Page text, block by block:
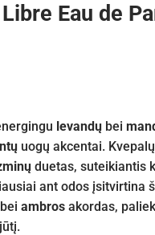
Eau de
levandų bei
uogų akcentai.
duetas, suteikiantis
ant odos įsitvirtina
bei ambros akordas,